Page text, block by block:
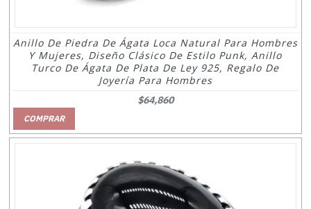
Anillo De Piedra De Ágata Loca Natural Para Hombres
Y Mujeres, Diseño Clásico De Estilo Punk, Anillo
Turco De Ágata De Plata De Ley 925, Regalo De
Joyería Para Hombres
$64,860
COMPRAR